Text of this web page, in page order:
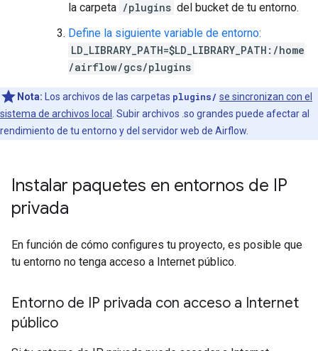
la carpeta /plugins del bucket de tu entorno.
Define la siguiente variable de entorno:
LD_LIBRARY_PATH=$LD_LIBRARY_PATH:/home
/airflow/gcs/plugins
Nota: Los archivos de las carpetas plugins/ se sincronizan con el
sistema de archivos local
. Subir archivos .so grandes puede afectar al
rendimiento de tu entorno y del servidor web de Airflow.
Instalar paquetes en entornos de IP
privada
En función de cómo configures tu proyecto, es posible que
tu entorno no tenga acceso a Internet público.
Entorno de IP privada con acceso a Internet
público